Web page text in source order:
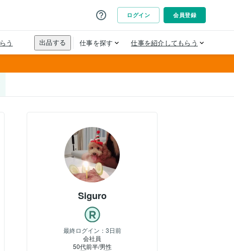
Siguro
最終ログイン： 3日前
会社員
50代前半男性